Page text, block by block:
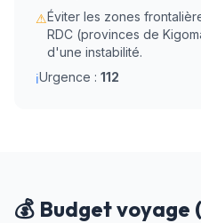
⚠Éviter les zones
RDC (provinces de
d'une instabilité.
ℹUrgence : 112
💰 Budget voyage